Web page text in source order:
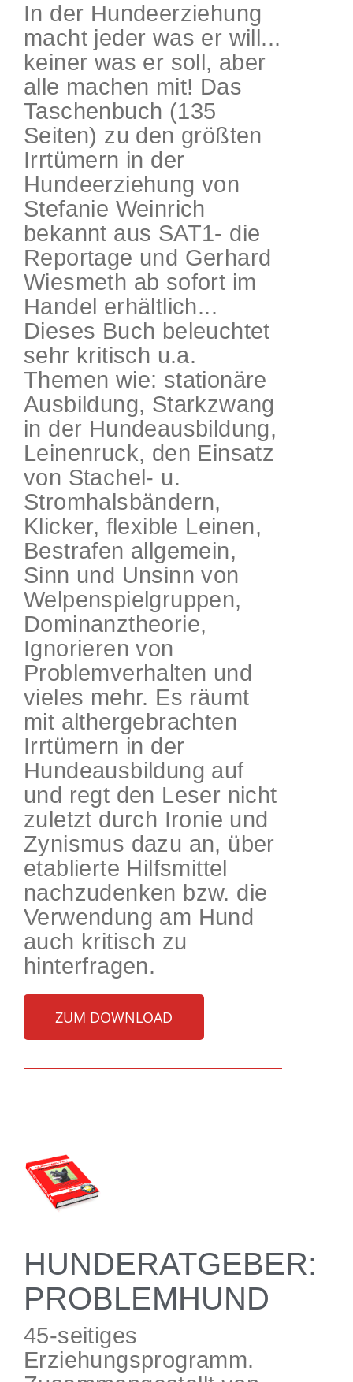
In der Hundeerziehung
macht jeder was er will...
keiner was er soll, aber
alle machen mit! Das
Taschenbuch (135
Seiten) zu den größten
Irrtümern in der
Hundeerziehung von
Stefanie Weinrich
bekannt aus SAT1- die
Reportage und Gerhard
Wiesmeth ab sofort im
Handel erhältlich...
Dieses Buch beleuchtet
sehr kritisch u.a.
Themen wie: stationäre
Ausbildung, Starkzwang
in der Hundeausbildung,
Leinenruck, den Einsatz
von Stachel- u.
Stromhalsbändern,
Klicker, flexible Leinen,
Bestrafen allgemein,
Sinn und Unsinn von
Welpenspielgruppen,
Dominanztheorie,
Ignorieren von
Problemverhalten und
vieles mehr. Es räumt
mit althergebrachten
Irrtümern in der
Hundeausbildung auf
und regt den Leser nicht
zuletzt durch Ironie und
Zynismus dazu an, über
etablierte Hilfsmittel
nachzudenken bzw. die
Verwendung am Hund
auch kritisch zu
hinterfragen.
ZUM DOWNLOAD
HUNDERATGEBER:
PROBLEMHUND
45-seitiges
Erziehungsprogramm.